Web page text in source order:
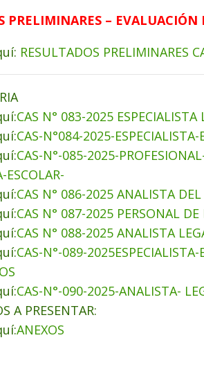
PRELIMINARES – EVALUACIÓN
RESULTADOS PRELIMINARES
CAS N° 083-2025 ESPECIALISTA
CAS-N°084-2025-
CAS-N°-085-2025-
ESCOLAR-
CAS N° 086-2025 ANALISTA
CAS N° 087-2025 PERSONAL
CAS N° 088-2025 ANALISTA
CAS-N°-089-
CAS-N°-090-2025-ANALISTA-
A PRESENTAR:
ANEXOS